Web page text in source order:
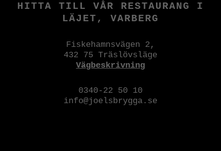
HITTA TILL VÅR RESTAURANG I
LÄJET, VARBERG
Fiskehamnsvägen 2,
432 75 Träslövsläge
Vägbeskrivning
0340-22 50 10
info@joelsbrygga.se